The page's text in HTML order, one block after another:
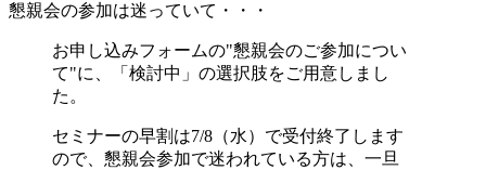
懇親会の参加は迷っていて・・・
お申し込みフォームの"懇親会のご参加につい
て"に、「検討中」の選択肢をご用意しまし
た。
セミナーの早割は7/8（水）で受付終了します
ので、懇親会参加で迷われている方は、一旦